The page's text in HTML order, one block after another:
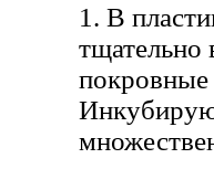
1. В
тщательно